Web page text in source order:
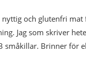
och glutenfri
Jag som skriver
småkillar. Brinner för